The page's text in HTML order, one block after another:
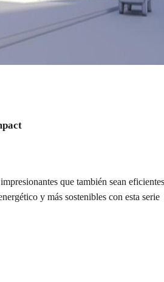
que también sean eficientes
y más sostenibles con esta serie